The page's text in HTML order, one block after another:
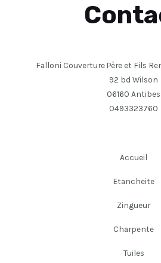
Falloni Couverture Père et Fils
92 bd Wilson
06160 Antibes
0493323760
Accueil
Etancheite
Zingueur
Charpente
Tuiles